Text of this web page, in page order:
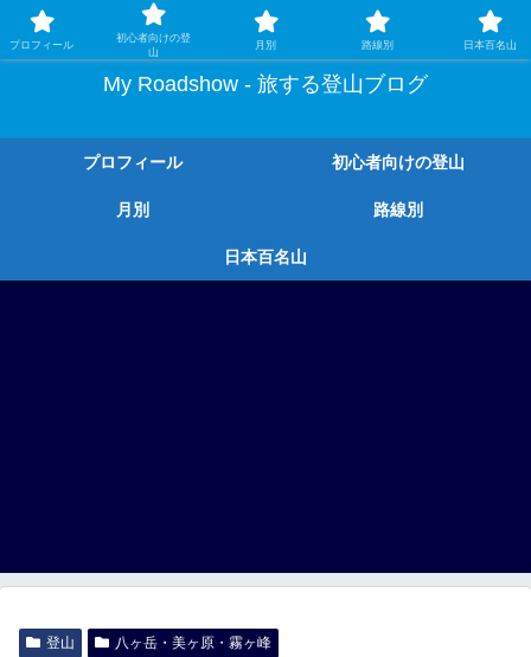
ガチ登山ではなく、グルメや温泉、観光もする旅する登山
My Roadshow - 旅する登山ブログ
プロフィール 初心者向けの登山
月別 路線別
日本百名山
登山 八ヶ岳・美ヶ原・霧ヶ峰
プロフィール
初心者向けの登
山
月別 路線別 日本百名山